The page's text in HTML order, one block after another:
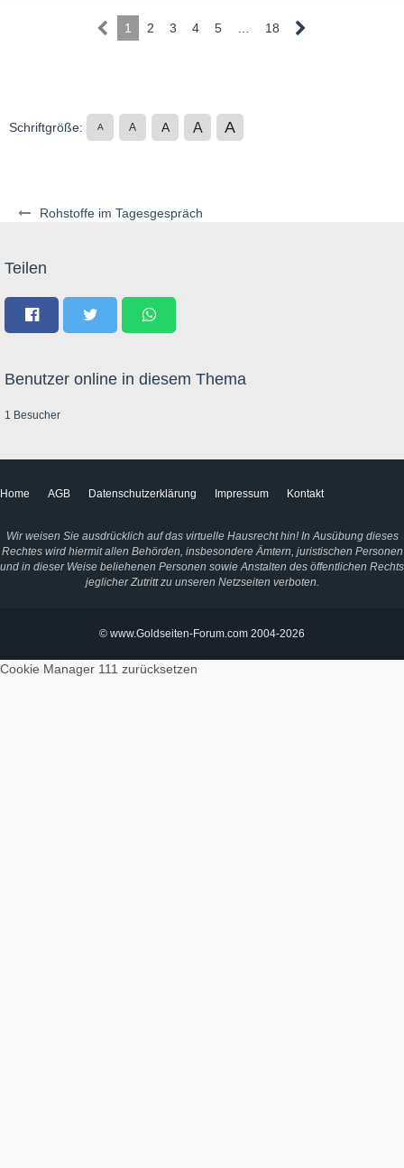
Rohstoffe im Tagesgespräch
1 2 3 4 5 18
Schriftgröße: A A A A A
Teilen
Benutzer online in diesem Thema
1 Besucher
Home AGB Datenschutzerklärung Impressum Kontakt
Wir weisen Sie ausdrücklich auf das virtuelle Hausrecht hin! In Ausübung dieses
Rechtes wird hiermit allen Behörden, insbesondere Ämtern, juristischen Personen
und in dieser Weise beliehenen Personen sowie Anstalten des öffentlichen Rechts
jeglicher Zutritt zu unseren Netzseiten verboten.
© www.Goldseiten-Forum.com 2004-2026
Cookie Manager 111 zurücksetzen